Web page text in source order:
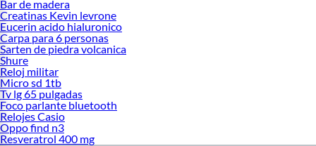
Bar de madera
Creatinas Kevin levrone
Eucerin acido hialuronico
Carpa para 6 personas
Sarten de piedra volcanica
Shure
Reloj militar
Micro sd 1tb
Tv lg 65 pulgadas
Foco parlante bluetooth
Relojes Casio
Oppo find n3
Resveratrol 400 mg